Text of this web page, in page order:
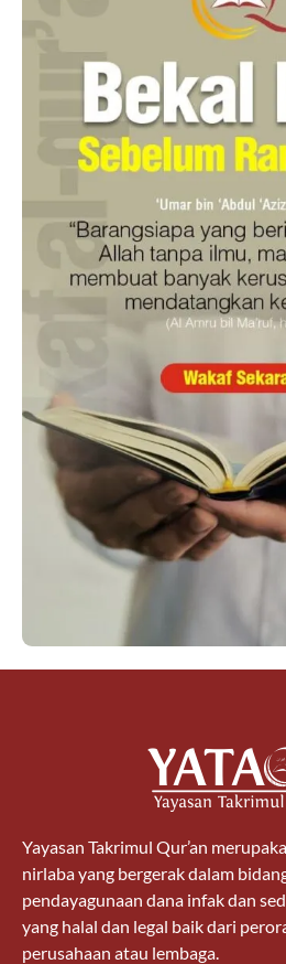
Yayasan Takrimul Qur’an
nirlaba yang bergerak dalam
pendayagunaan dana infak dan
yang halal dan legal baik dari
perusahaan atau lembaga.